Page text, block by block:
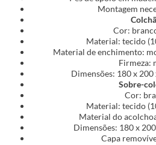
Montagem
Cor:
Material: tecido
Material de enchimento:
Firmeza:
Dimensões: 180 x 200
Sobre-
Cor:
Material: tecido
Material do
Dimensões: 180 x
Capa